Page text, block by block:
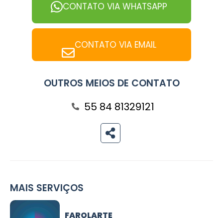
CONTATO VIA WHATSAPP
CONTATO VIA EMAIL
OUTROS MEIOS DE CONTATO
55 84 81329121
MAIS SERVIÇOS
FAROLARTE